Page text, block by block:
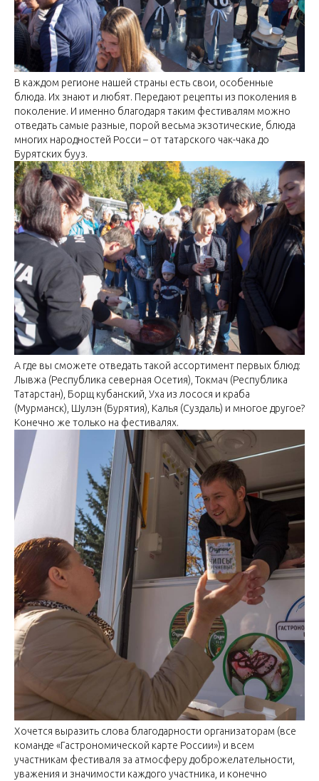
В каждом регионе нашей страны есть свои, особенные
блюда. Их знают и любят. Передают рецепты из поколения в
поколение. И именно благодаря таким фестивалям можно
отведать самые разные, порой весьма экзотические, блюда
многих народностей Росси – от татарского чак-чака до
Бурятских бууз.
А где вы сможете отведать такой ассортимент первых блюд:
Лывжа (Республика северная Осетия), Токмач (Республика
Татарстан), Борщ кубанский, Уха из лосося и краба
(Мурманск), Шулэн (Бурятия), Калья (Суздаль) и многое другое?
Конечно же только на фестивалях.
Хочется выразить слова благодарности организаторам (все
команде «Гастрономической карте России») и всем
участникам фестиваля за атмосферу доброжелательности,
уважения и значимости каждого участника, и конечно